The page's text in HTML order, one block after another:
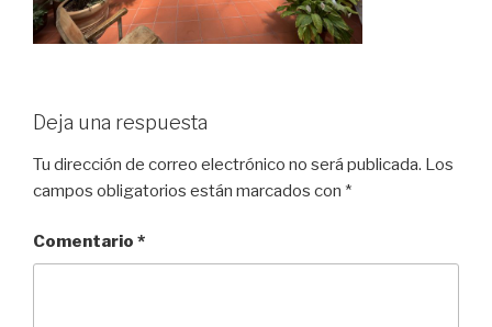
Deja una respuesta
Tu dirección de correo electrónico no será publicada. Los
campos obligatorios están marcados con *
Comentario *